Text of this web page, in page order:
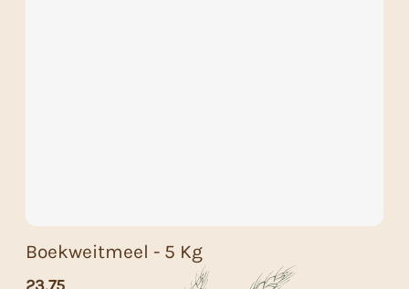
Boekweitmeel - 5 Kg